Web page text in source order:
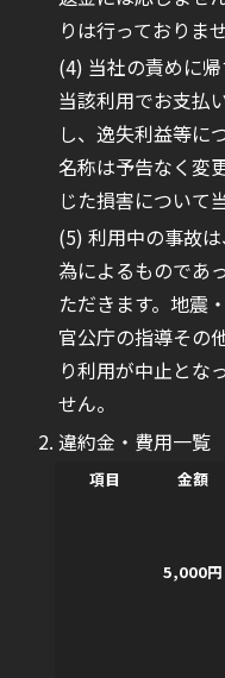
りは行っておりま
当社の責めに
当該利用でお支払
し、逸失利益等に
名称は予告なく変
じた損害について
利用中の事故
為によるものであ
ただきます。地震
官公庁の指導その
り利用が中止とな
せん。
違約金・費用一覧
項目 金額
5,000円